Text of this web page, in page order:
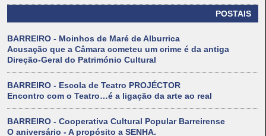
POSTAIS
BARREIRO - Moinhos de Maré de Alburrica
Acusação que a Câmara cometeu um crime é da antiga
Direção-Geral do Património Cultural
BARREIRO - Escola de Teatro PROJÉCTOR
Encontro com o Teatro…é a ligação da arte ao real
BARREIRO - Cooperativa Cultural Popular Barreirense
O aniversário - A propósito a SENHA.